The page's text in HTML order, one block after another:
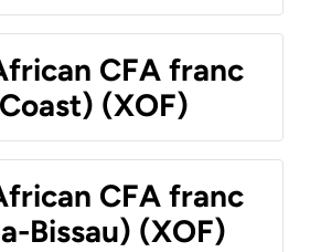
CFA franc
(XOF)
CFA franc
Bissau) (XOF)